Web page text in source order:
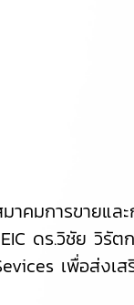
มการขายแล
ดร.วิชัย วิรั
เพื่อส่ง